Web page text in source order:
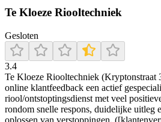
Te Kloeze Riooltechniek
Gesloten
3.4
Te Kloeze Riooltechniek (Kryptonstraat
online klantfeedback een actief
riool/ontstoptingsdienst met veel
rondom snelle respons, duidelijke uitleg
oplossen van verstoppingen.